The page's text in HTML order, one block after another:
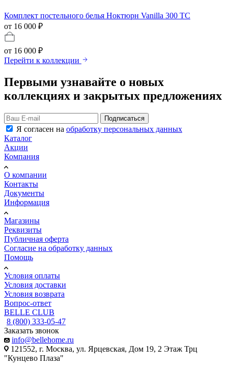
Комплект постельного белья Ноктюрн Vanilla 300 ТС
от 16 000 ₽
от 16 000 ₽
Перейти к коллекции
Первыми узнавайте о новых
коллекциях и закрытых предложениях
Подписаться
Я согласен на обработку персональных данных
Каталог
Акции
Компания
О компании
Контакты
Документы
Информация
Магазины
Реквизиты
Публичная оферта
Согласие на обработку данных
Помощь
Условия оплаты
Условия доставки
Условия возврата
Вопрос-ответ
BELLE CLUB
8 (800) 333-05-47
Заказать звонок
info@bellehome.ru
121552, г. Москва, ул. Ярцевская, Дом 19, 2 Этаж Трц
"Кунцево Плаза"